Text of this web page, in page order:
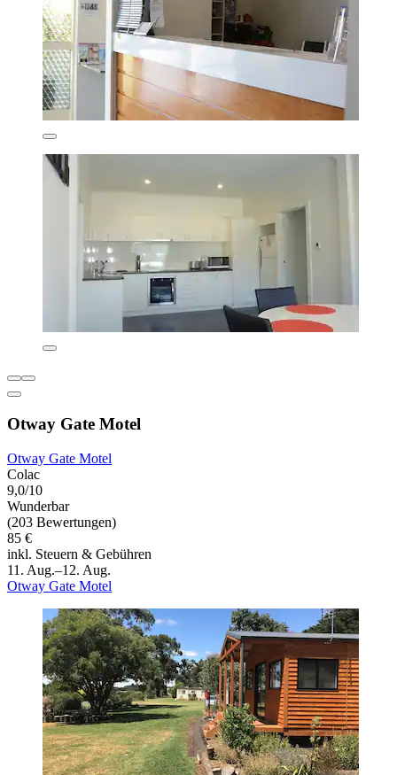
Otway Gate Motel
Otway Gate Motel
Colac
9,0/10
Wunderbar
(203 Bewertungen)
85 €
inkl. Steuern & Gebühren
11. Aug.–12. Aug.
Otway Gate Motel